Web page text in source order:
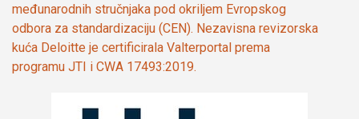
međunarodnih stručnjaka pod okriljem Evropskog
odbora za standardizaciju (CEN). Nezavisna revizorska
kuća Deloitte je certificirala Valterportal prema
programu JTI i CWA 17493:2019.